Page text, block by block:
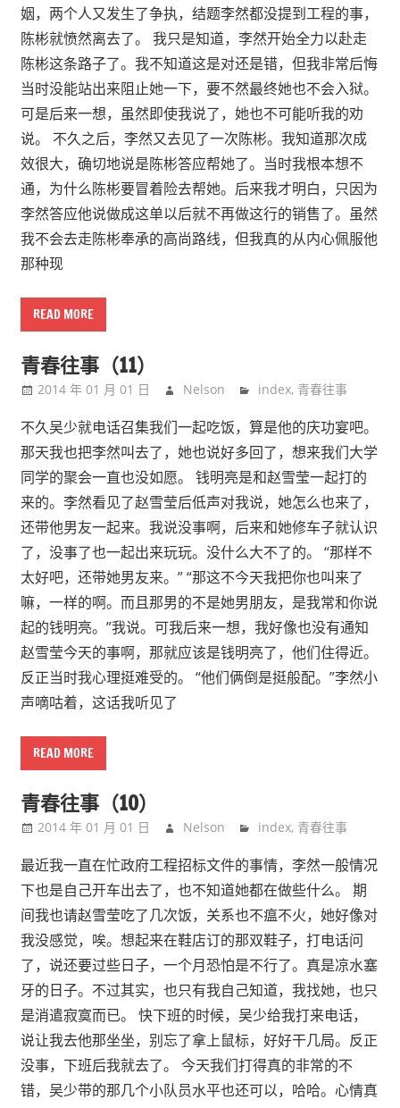
姻，两个人又发生了争执，结题李然都没提到工程的事，
陈彬就愤然离去了。 我只是知道，李然开始全力以赴走
陈彬这条路子了。我不知道这是对还是错，但我非常后悔
当时没能站出来阻止她一下，要不然最终她也不会入狱。
可是后来一想，虽然即使我说了，她也不可能听我的劝
说。 不久之后，李然又去见了一次陈彬。我知道那次成
效很大，确切地说是陈彬答应帮她了。当时我根本想不
通，为什么陈彬要冒着险去帮她。后来我才明白，只因为
李然答应他说做成这单以后就不再做这行的销售了。虽然
我不会去走陈彬奉承的高尚路线，但我真的从内心佩服他
那种现
READ MORE
青春往事（11）
2014 年 01 月 01 日 Nelson index, 青春往事
不久吴少就电话召集我们一起吃饭，算是他的庆功宴吧。
那天我也把李然叫去了，她也说好多回了，想来我们大学
同学的聚会一直也没如愿。 钱明亮是和赵雪莹一起打的
来的。李然看见了赵雪莹后低声对我说，她怎么也来了，
还带他男友一起来。我说没事啊，后来和她修车子就认识
了，没事了也一起出来玩玩。没什么大不了的。 “那样不
太好吧，还带她男友来。” “那这不今天我把你也叫来了
嘛，一样的啊。而且那男的不是她男朋友，是我常和你说
起的钱明亮。”我说。可我后来一想，我好像也没有通知
赵雪莹今天的事啊，那就应该是钱明亮了，他们住得近。
反正当时我心理挺难受的。 “他们俩倒是挺般配。”李然小
声嘀咕着，这话我听见了
READ MORE
青春往事（10）
2014 年 01 月 01 日 Nelson index, 青春往事
最近我一直在忙政府工程招标文件的事情，李然一般情况
下也是自己开车出去了，也不知道她都在做些什么。 期
间我也请赵雪莹吃了几次饭，关系也不瘟不火，她好像对
我没感觉，唉。想起来在鞋店订的那双鞋子，打电话问
了，说还要过些日子，一个月恐怕是不行了。真是凉水塞
牙的日子。不过其实，也只有我自己知道，我找她，也只
是消遣寂寞而已。 快下班的时候，吴少给我打来电话，
说让我去他那坐坐，别忘了拿上鼠标，好好干几局。反正
没事，下班后我就去了。 今天我们打得真的非常的不
错，吴少带的那几个小队员水平也还可以，哈哈。心情真